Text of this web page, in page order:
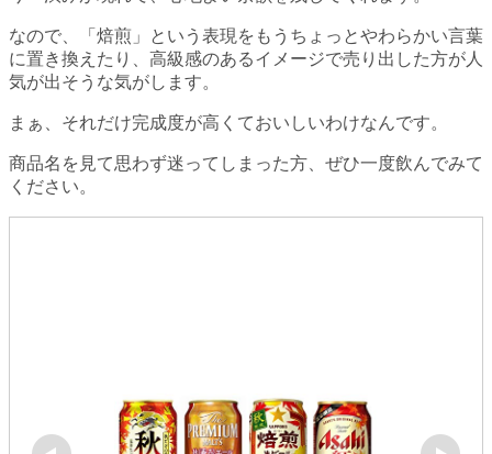
なので、「焙煎」という表現をもうちょっとやわらかい言葉
に置き換えたり、高級感のあるイメージで売り出した方が人
気が出そうな気がします。
まぁ、それだけ完成度が高くておいしいわけなんです。
商品名を見て思わず迷ってしまった方、ぜひ一度飲んでみて
ください。